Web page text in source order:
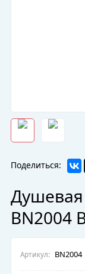
Поделиться:
Душевая
BN2004
Артикул: BN2004